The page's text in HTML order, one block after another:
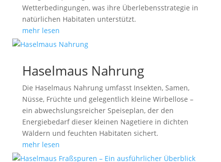
Wetterbedingungen, was ihre Überlebensstrategie in
natürlichen Habitaten unterstützt.
mehr lesen
Haselmaus Nahrung
Die Haselmaus Nahrung umfasst Insekten, Samen,
Nüsse, Früchte und gelegentlich kleine Wirbellose –
ein abwechslungsreicher Speiseplan, der den
Energiebedarf dieser kleinen Nagetiere in dichten
Wäldern und feuchten Habitaten sichert.
mehr lesen